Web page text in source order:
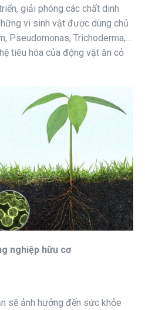
giải phóng các chất dinh
vi sinh vật được dùng chủ
Pseudomonas, Trichoderma,…
tiêu hóa của động vật ăn cỏ
nghiệp hữu cơ
sẽ ảnh hưởng đến sức khỏe